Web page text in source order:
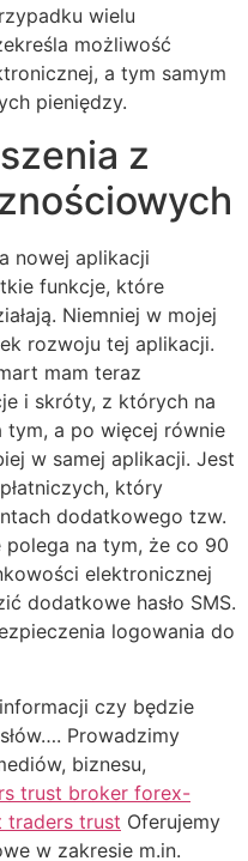
wielu
możliwość
a tym samym
pieniędzy.
z
nowej aplikacji
funkcje, które
Niemniej w mojej
rozwoju tej aplikacji.
mam teraz
i skróty, z których na
a po więcej równie
w samej aplikacji. Jest
który
dodatkowego tzw.
na tym, że co 90
elektronicznej
dodatkowe hasło SMS.
logowania do
czy będzie
Prowadzimy
biznesu,
trust broker forex-
traders trust Oferujemy
w zakresie m.in.